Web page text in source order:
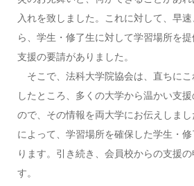
入れを致しました。これに対して、早
ら、学生・修了生に対して学習場所を
支援の要請がありました。
そこで、法科大学院協会は、直ちにこ
したところ、多くの大学から温かい支
ので、その情報を両大学にお伝えしま
によって、学習場所を確保した学生・
ります。引き続き、会員校からの支援
す。